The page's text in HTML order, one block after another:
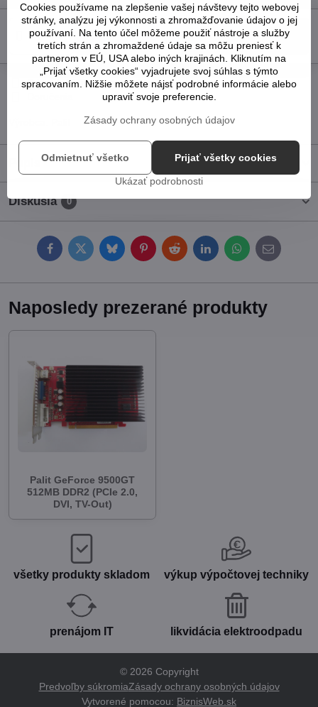
Do košíka
Pridať k Obľúbeným Otázka k produktu
Strážny pes
Diskusia 0
FacebookTwitterBlueskyPinterestRedditLinkedInWhatsApp
E-
mail
Naposledy prezerané produkty
Palit GeForce 9500GT
512MB DDR2 (PCIe 2.0,
DVI, TV-Out)
všetky produkty skladom výkup výpočtovej techniky
prenájom IT likvidácia elektroodpadu
© 2026 Copyright
Predvoľby súkromiaZásady ochrany osobných údajov
Vytvorené pomocou: BiznisWeb.sk
Cookies používame na zlepšenie vašej návštevy tejto webovej
stránky, analýzu jej výkonnosti a zhromažďovanie údajov o jej
používaní. Na tento účel môžeme použiť nástroje a služby
tretích strán a zhromaždené údaje sa môžu preniesť k
partnerom v EÚ, USA alebo iných krajinách. Kliknutím na
„Prijať všetky cookies“ vyjadrujete svoj súhlas s týmto
spracovaním. Nižšie môžete nájsť podrobné informácie alebo
upraviť svoje preferencie.
Zásady ochrany osobných údajov
Ukázať podrobnosti
Prijať všetky cookies
Odmietnuť všetko